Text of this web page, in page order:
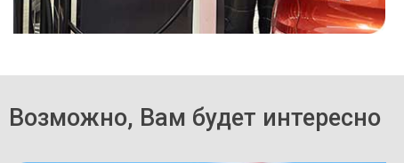
Возможно, Вам будет интересно